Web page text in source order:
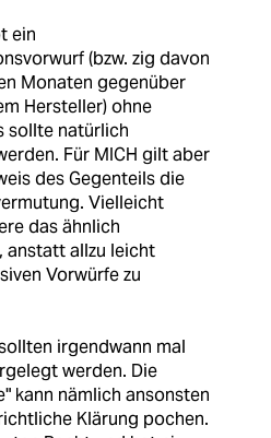
ein
(bzw. zig davon
Monaten gegenüber
Hersteller) ohne
sollte natürlich
Für MICH gilt aber
des Gegenteils die
Vielleicht
das ähnlich
anstatt allzu leicht
Vorwürfe zu
irgendwann mal
werden. Die
kann nämlich ansonsten
Klärung pochen.